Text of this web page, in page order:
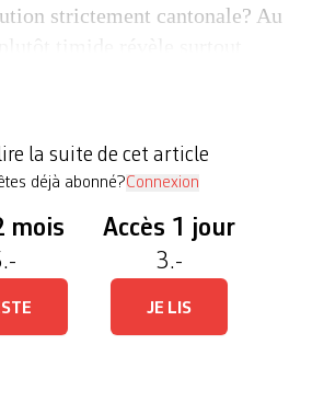
strictement cantonale? Au
régionale vise le […]
la suite de cet article
déjà abonné?Connexion
mois Accès 1 jour
3.-
JE LIS